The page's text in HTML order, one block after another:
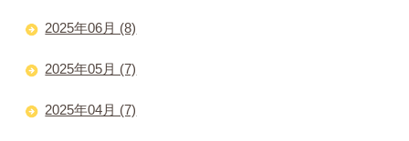
2025年06月 (8)
2025年05月 (7)
2025年04月 (7)